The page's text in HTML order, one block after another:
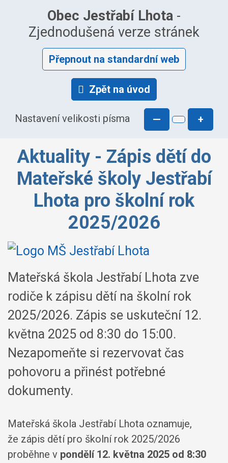
Obec Jestřabí Lhota -
Zjednodušená verze stránek
Přepnout na standardní web
Zpět na úvod
Nastavení velikosti písma — +
Aktuality - Zápis dětí do
Mateřské školy Jestřabí
Lhota pro školní rok
2025/2026
Mateřská škola Jestřabí Lhota zve
rodiče k zápisu dětí na školní rok
2025/2026. Zápis se uskuteční 12.
května 2025 od 8:30 do 15:00.
Nezapomeňte si rezervovat čas
pohovoru a přinést potřebné
dokumenty.
Mateřská škola Jestřabí Lhota oznamuje,
že zápis dětí pro školní rok 2025/2026
proběhne v pondělí 12. května 2025 od 8:30